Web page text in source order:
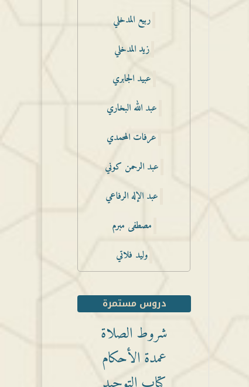
ربيع المدخلي
زيد المدخلي
عبيد الجابري
عبد الله البخاري
عرفات المحمدي
عبد الرحمن كوني
عبد الإله الرفاعي
مصطفى مبرم
وليد فلاتي
دروس مستمرة
شروط الصلاة
عمدة الأحكام